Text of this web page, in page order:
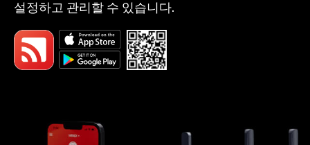
설정하고 관리할 수 있습니다.